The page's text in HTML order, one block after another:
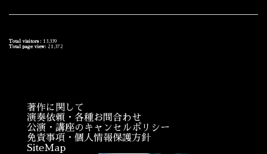
Total visitors : 13,339
Total page view: 21,372
著作に関して
演奏依頼・各種お問合わせ
公演・講座のキャンセルポリシー
免責事項・個人情報保護方針
SiteMap